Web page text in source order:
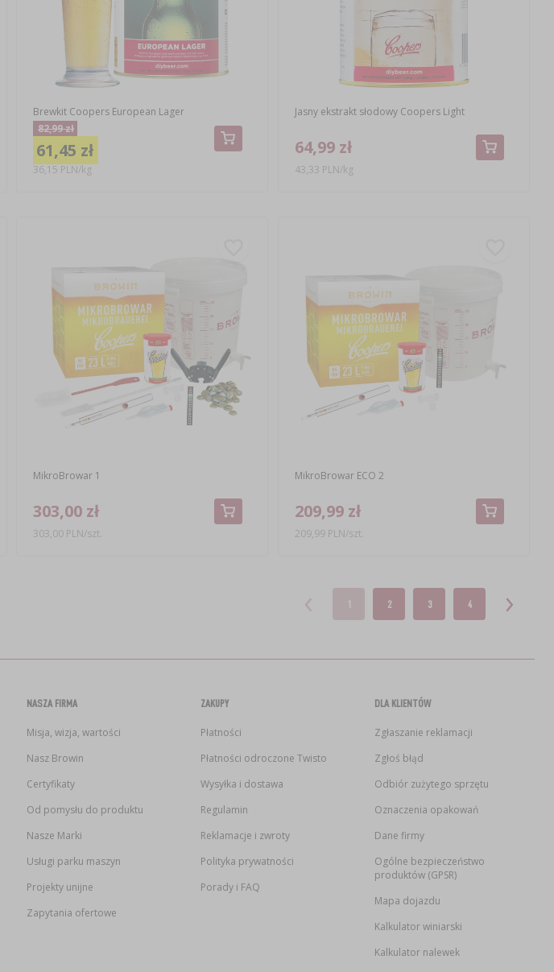
Brewkit Coopers European Lager
82,99 zł
61,45 zł
36,15 PLN/kg
Jasny ekstrakt słodowy Coopers Light
64,99 zł
43,33 PLN/kg
MikroBrowar 1
303,00 zł
303,00 PLN/szt.
MikroBrowar ECO 2
209,99 zł
209,99 PLN/szt.
1 2 3 4
NASZA FIRMA
Misja, wizja, wartości
Nasz Browin
Certyfikaty
Od pomysłu do produktu
Nasze Marki
Usługi parku maszyn
Projekty unijne
Zapytania ofertowe
ZAKUPY
Płatności
Płatności odroczone Twisto
Wysyłka i dostawa
Regulamin
Reklamacje i zwroty
Polityka prywatności
Porady i FAQ
DLA KLIENTÓW
Zgłaszanie reklamacji
Zgłoś błąd
Odbiór zużytego sprzętu
Oznaczenia opakowań
Dane firmy
Ogólne bezpieczeństwo
produktów (GPSR)
Mapa dojazdu
Kalkulator winiarski
Kalkulator nalewek